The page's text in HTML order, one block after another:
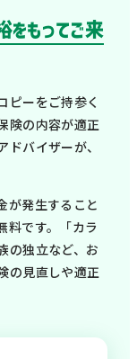
もってご来
ピーをご持参く
険の内容が適正
バイザーが、
が発生すること
料です。「カラ
の独立など、お
の見直しや適正